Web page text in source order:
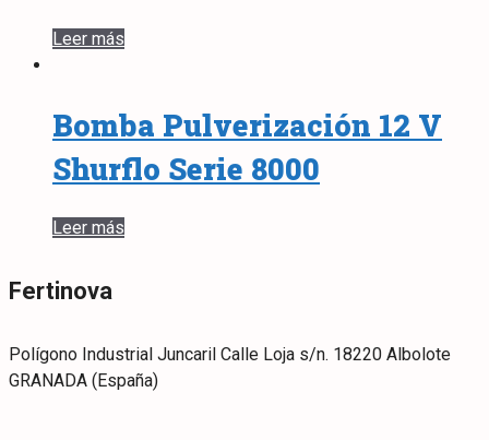
Leer más
Bomba Pulverización 12 V
Shurflo Serie 8000
Leer más
Fertinova
Polígono Industrial Juncaril Calle Loja s/n. 18220 Albolote
GRANADA (España)